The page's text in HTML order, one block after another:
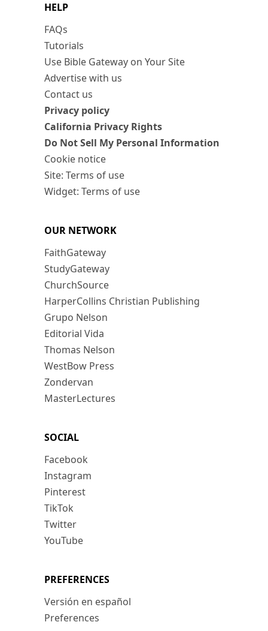
HELP
FAQs
Tutorials
Use Bible Gateway on Your Site
Advertise with us
Contact us
Privacy policy
California Privacy Rights
Do Not Sell My Personal Information
Cookie notice
Site: Terms of use
Widget: Terms of use
OUR NETWORK
FaithGateway
StudyGateway
ChurchSource
HarperCollins Christian Publishing
Grupo Nelson
Editorial Vida
Thomas Nelson
WestBow Press
Zondervan
MasterLectures
SOCIAL
Facebook
Instagram
Pinterest
TikTok
Twitter
YouTube
PREFERENCES
Versión en español
Preferences